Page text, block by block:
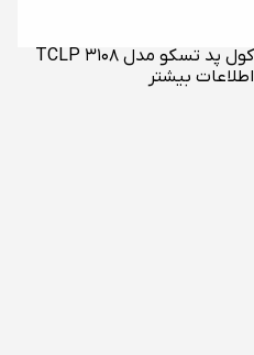
کول پد تسکو مدل 3108 TCLP
اطلاعات بیشتر